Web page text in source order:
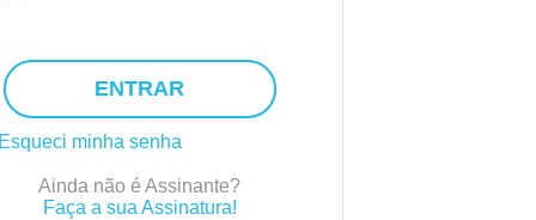
ENTRAR
minha senha
Ainda não é Assinante?
Faça a sua Assinatura!